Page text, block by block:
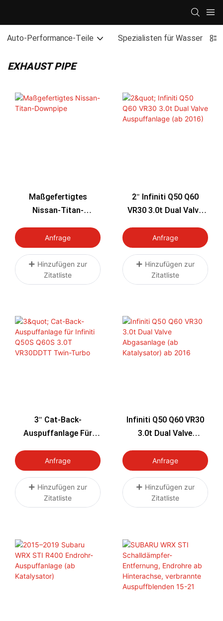
Auto-Performance-Teile Spezialisten für
EXHAUST PIPE
Maßgefertigtes
Nissan-Titan-
Anfrage
Hinzufügen zur
Zitatliste
2" Infiniti Q50 Q60
VR30 3.0t Dual Valve
2016)
Anfrage
Hinzufügen zur
Zitatliste
3" Cat-Back-
Auspuffanlage Für
3.0T VR30DDTT Twin-
Turbo
Anfrage
Hinzufügen zur
Zitatliste
Infiniti Q50 Q60 VR30
3.0t Dual Valve
Katalysator) Ab 2016
Anfrage
Hinzufügen zur
Zitatliste